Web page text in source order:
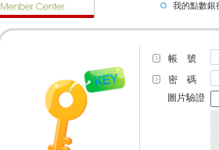
我的點數銀
帳 號
密 碼
圖片驗證